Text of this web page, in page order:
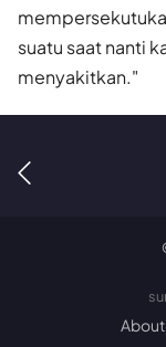
suatu saat nanti
menyakitkan."
About